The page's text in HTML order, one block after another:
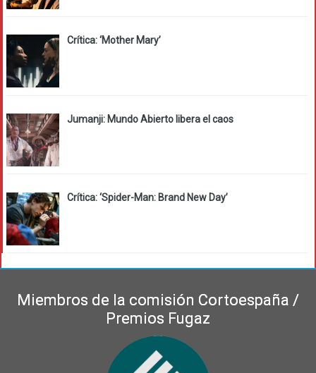
Crítica: ‘Mother Mary’
Jumanji: Mundo Abierto libera el caos
Crítica: ‘Spider-Man: Brand New Day’
Miembros de la comisión Cortoespaña /
Premios Fugaz